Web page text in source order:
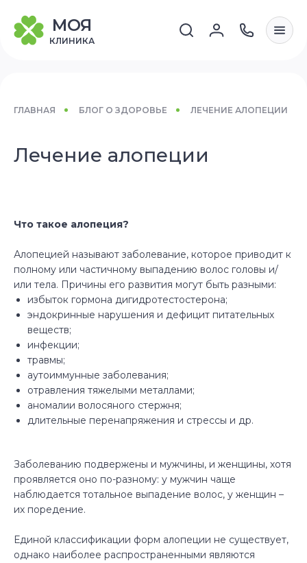
МОЯ
КЛИНИКА
ГЛАВНАЯ БЛОГ О ЗДОРОВЬЕ ЛЕЧЕНИЕ АЛОПЕЦИИ
Лечение алопеции
Что такое алопеция?
Алопецией называют заболевание, которое приводит к
полному или частичному выпадению волос головы и/
или тела. Причины его развития могут быть разными: ­
избыток гормона дигидротестостерона; ­
эндокринные нарушения и дефицит питательных
веществ; ­
инфекции; ­
травмы; ­
аутоиммунные заболевания; ­
отравления тяжелыми металлами; ­
аномалии волосяного стержня; ­
длительные перенапряжения и стрессы и др.
Заболеванию подвержены и мужчины, и женщины, хотя
проявляется оно по-разному: у мужчин чаще
наблюдается тотальное выпадение волос, у женщин –
их поредение.
Единой классификации форм алопеции не существует,
однако наиболее распространенными являются